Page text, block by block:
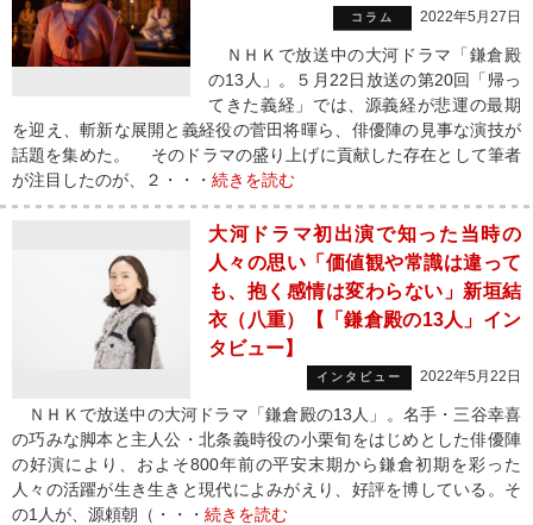
コラム 2022年5月27日
ＮＨＫで放送中の大河ドラマ「鎌倉殿
の13人」。５月22日放送の第20回「帰っ
てきた義経」では、源義経が悲運の最期
を迎え、斬新な展開と義経役の菅田将暉ら、俳優陣の見事な演技が
話題を集めた。 そのドラマの盛り上げに貢献した存在として筆者
が注目したのが、２・・・ 続きを読む
大河ドラマ初出演で知った当時の
人々の思い「価値観や常識は違って
も、抱く感情は変わらない」新垣結
衣（八重）【「鎌倉殿の13人」イン
タビュー】
インタビュー 2022年5月22日
ＮＨＫで放送中の大河ドラマ「鎌倉殿の13人」。名手・三谷幸喜
の巧みな脚本と主人公・北条義時役の小栗旬をはじめとした俳優陣
の好演により、およそ800年前の平安末期から鎌倉初期を彩った
人々の活躍が生き生きと現代によみがえり、好評を博している。そ
の1人が、源頼朝（・・・ 続きを読む